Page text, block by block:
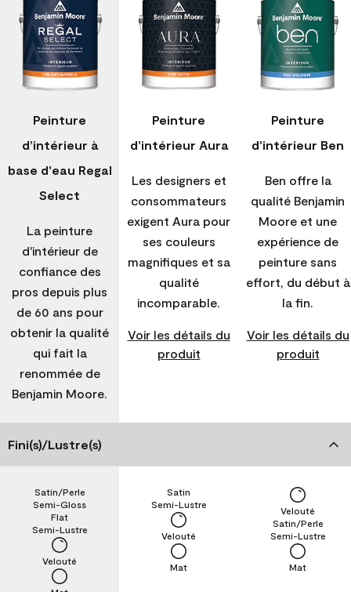
Peinture
d’intérieur à
base d'eau Regal
Select
La peinture
d'intérieur de
confiance des
pros depuis plus
de 60 ans pour
obtenir la qualité
qui fait la
renommée de
Benjamin Moore.
Peinture
d'intérieur Aura
Les designers et
consommateurs
exigent Aura pour
ses couleurs
magnifiques et sa
qualité
incomparable.
Voir les détails du
produit
Peinture
d'intérieur Ben
Ben offre la
qualité Benjamin
Moore et une
expérience de
peinture sans
effort, du début à
la fin.
Voir les détails du
produit
Fini(s)/Lustre(s)
Velouté
Semi-Lustre
Flat
Semi-Gloss
Satin/Perle
Mat
Velouté
Semi-Lustre
Satin
Mat
Semi-Lustre
Satin/Perle
Velouté